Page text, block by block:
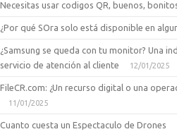
Necesitas usar codigos QR, buenos,
¿Por qué SOra solo está disponible en
¿Samsung se queda con tu monitor? Una
servicio de atención al cliente
12/01/2025
FileCR.com: ¿Un recurso digital o una
11/01/2025
Cuanto cuesta un Espectaculo de Drones